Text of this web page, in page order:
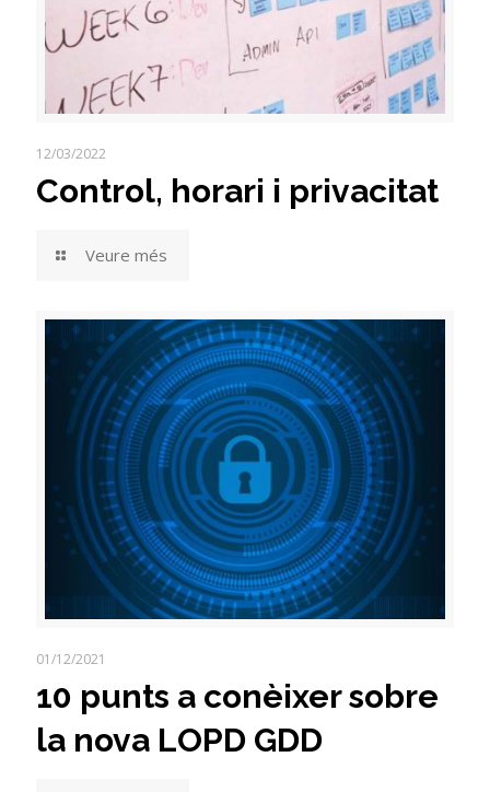
12/03/2022
Control, horari i privacitat
Veure més
01/12/2021
10 punts a conèixer sobre
la nova LOPD GDD